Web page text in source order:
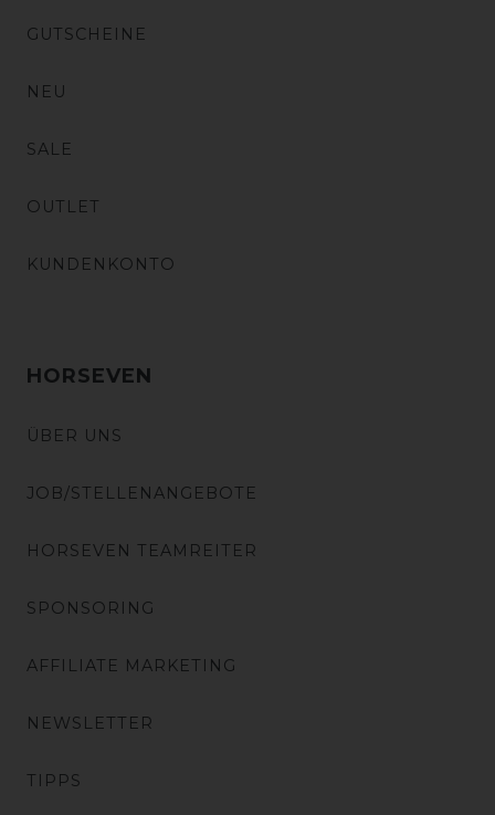
GUTSCHEINE
NEU
SALE
OUTLET
KUNDENKONTO
HORSEVEN
ÜBER UNS
JOB/STELLENANGEBOTE
HORSEVEN TEAMREITER
SPONSORING
AFFILIATE MARKETING
NEWSLETTER
TIPPS